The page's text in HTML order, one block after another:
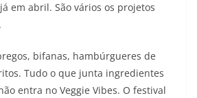
em abril. São vários os projetos
bifanas, hambúrgueres de
Tudo o que junta ingredientes
entra no Veggie Vibes. O festival